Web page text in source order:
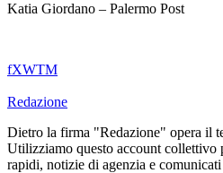
Katia Giordano – Palermo Post
fXWTM
Redazione
Dietro la firma "Redazione" opera il
Utilizziamo questo account collettivo
rapidi, notizie di agenzia e